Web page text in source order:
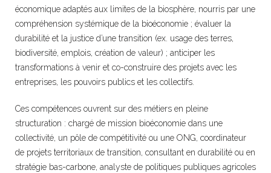
économique adaptés aux limites de la biosphère, nourris par une
compréhension systémique de la bioéconomie ; évaluer la
durabilité et la justice d’une transition (ex. usage des terres,
biodiversité, emplois, création de valeur) ; anticiper les
transformations à venir et co-construire des projets avec les
entreprises, les pouvoirs publics et les collectifs.
Ces compétences ouvrent sur des métiers en pleine
structuration : chargé de mission bioéconomie dans une
collectivité, un pôle de compétitivité ou une ONG, coordinateur
de projets territoriaux de transition, consultant en durabilité ou en
stratégie bas-carbone, analyste de politiques publiques agricoles